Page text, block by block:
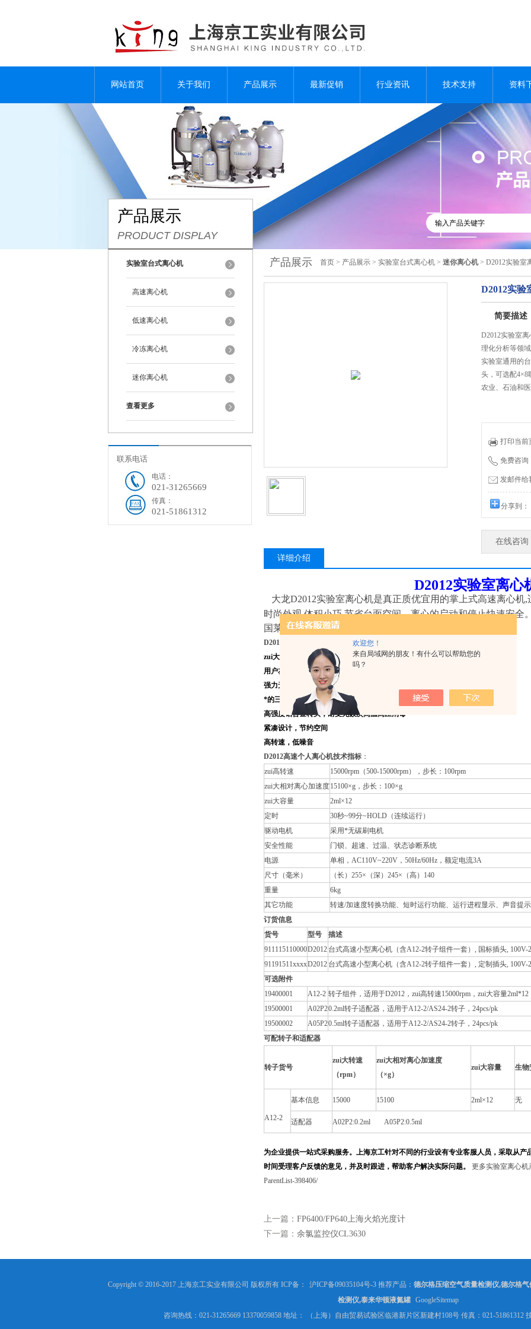
欢迎您！
来自局域网的朋友！有什么可以帮助您的
吗？
网站首页 关于我们 产品展示 最新促销 行业资讯 技术支持 资料
产品展示
PRODUCT DISPLAY
实验室台式离心机
高速离心机
低速离心机
冷冻离心机
迷你离心机
查看更多
联系电话
电话：
021-31265669
传真：
021-51861312
产品展示 首页 > 产品展示 > 实验室台式离心机 > 迷你离心机 > D2012实验室
D2012实验
简要描述
D2012实验室
理化分析等领
实验室通用的
头，可选配4×8
农业、石油和
打印当前
免费咨询
发邮件给
分享到：
在线咨询
详细介绍
D2012实验室离心
大龙D2012实验室离心机是真正质优宜用的掌上式高速离心机,
时尚外观,体积小巧,节省台面空间，离心的启动和停止快速安
国莱茵公司爆炸测试和微生物安全测试的离心机生产商。
D2012实验室离心机
zui大相对离心力可达15100xg, 小机器大用途
用户友好型LCD大显示屏，运行信息尽收眼底
强力无碳刷免维护电机驱动迅速，轻松加速到设定转速
*的三风道设计，zui大限度降低转子温升
高强度铝合金转头，耐受无数次高温高压消毒
紧凑设计，节约空间
高转速，低噪音
D2012高速个人离心机技术指标 ：
zui高转速
15000rpm（500-15000rpm），步长：100rpm
zui大相对离心加速度15100×g，步长：100×g
zui大容量
2ml×12
定时
30秒~99分~HOLD（连续运行）
驱动电机
采用*无碳刷电机
安全性能
门锁、超速、过温、状态诊断系统
电源
单相，AC110V~220V，50Hz/60Hz，额定电流3A
尺寸（毫米）
（长）255×（深）245×（高）140
重量
6kg
其它功能
转速/加速度转换功能、短时运行功能、运行进程显示、声音提
订货信息
货号
型号
描述
911115110000D2012 台式高速小型离心机（含A12-2转子组件一套）, 国标插头, 100V-
91191511xxxxD2012 台式高速小型离心机（含A12-2转子组件一套）, 定制插头, 100V-
可选附件
19400001
A12-2 转子组件，适用于D2012，zui高转速15000rpm，zui大容量2ml*12
19500001
A02P20.2ml转子适配器，适用于A12-2/AS24-2转子，24pcs/pk
19500002
A05P20.5ml转子适配器，适用于A12-2/AS24-2转子，24pcs/pk
可配转子和适配器
转子货号
zui大转速
（rpm）
zui大相对离心加速度
（×g）
zui大容量 生物
A12-2
基本信息 15000 15100 2ml×12 无
适配器
A02P2:0.2ml A05P2:0.5ml
为企业提供一站式采购服务。上海京工针对不同的行业设有专业客服人员，采取从
时间受理客户反馈的意见，并及时跟进，帮助客户解决实际问题。 更多实验室离心机
ParentList-398406/
上一篇： FP6400/FP640上海火焰光度计
下一篇： 余氯监控仪CL3630
Copyright © 2016-2017 上海京工实业有限公司 版权所有 ICP备： 沪ICP备09035104号-3 推荐产品： 德尔格压缩空气质量检测仪,德尔格
检测仪,泰来华顿液氮罐 GoogleSitemap
咨询热线：021-31265669 13370059858 地址： （上海）自由贸易试验区临港新片区新建村108号 传真：021-51861312